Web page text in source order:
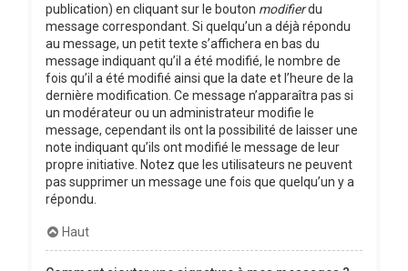
publication) en cliquant sur le bouton modifierdu
message correspondant. Si quelqu’un a déjà répondu
au message, un petit texte s’affichera en bas du
message indiquant qu’il a été modifié, le nombre de
fois qu’il a été modifié ainsi que la date et l’heure de la
dernière modification. Ce message n’apparaîtra pas si
un modérateur ou un administrateur modifie le
message, cependant ils ont la possibilité de laisser une
note indiquant qu’ils ont modifié le message de leur
propre initiative. Notez que les utilisateurs ne peuvent
pas supprimer un message une fois que quelqu’un y a
répondu.
Haut